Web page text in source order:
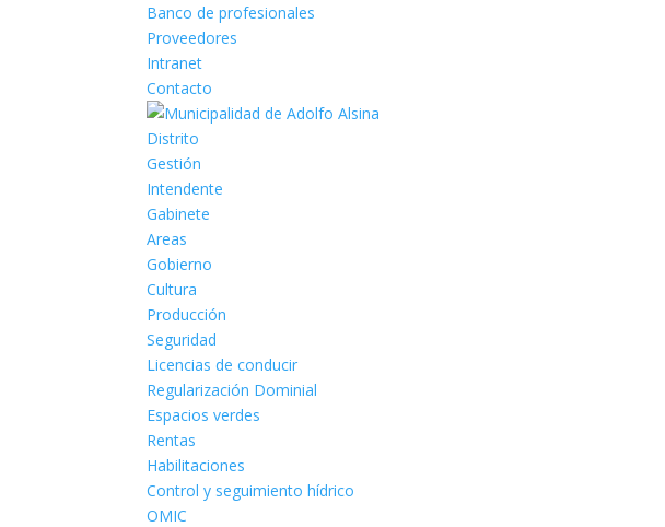
Banco de profesionales
Proveedores
Intranet
Contacto
Distrito
Gestión
Intendente
Gabinete
Areas
Gobierno
Cultura
Producción
Seguridad
Licencias de conducir
Regularización Dominial
Espacios verdes
Rentas
Habilitaciones
Control y seguimiento hídrico
OMIC